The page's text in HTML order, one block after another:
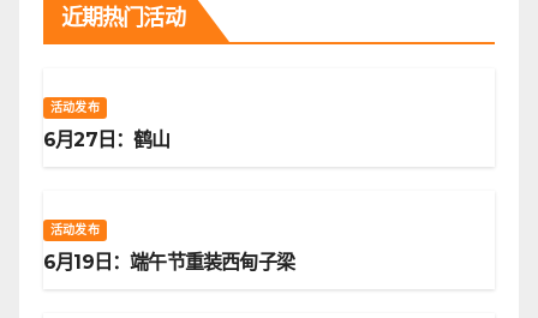
近期热门活动
活动发布
6月27日：鹤山
活动发布
6月19日：端午节重装西甸子梁